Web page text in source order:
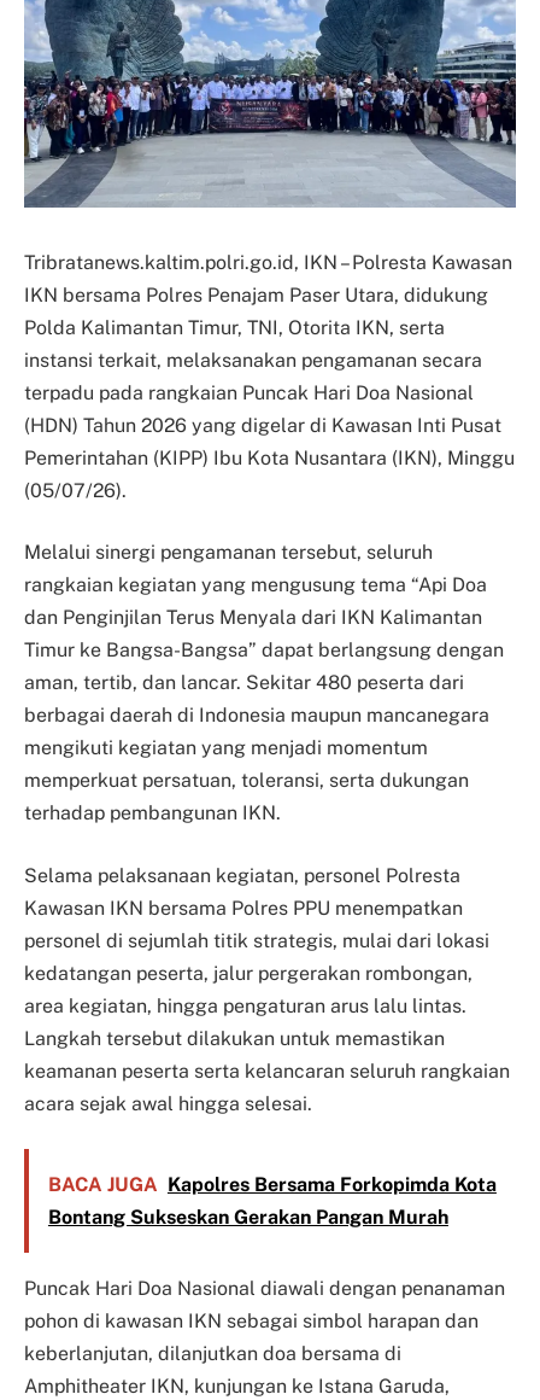
Tribratanews.kaltim.polri.go.id, IKN – Polresta Kawasan
IKN bersama Polres Penajam Paser Utara, didukung
Polda Kalimantan Timur, TNI, Otorita IKN, serta
instansi terkait, melaksanakan pengamanan secara
terpadu pada rangkaian Puncak Hari Doa Nasional
(HDN) Tahun 2026 yang digelar di Kawasan Inti Pusat
Pemerintahan (KIPP) Ibu Kota Nusantara (IKN), Minggu
(05/07/26).
Melalui sinergi pengamanan tersebut, seluruh
rangkaian kegiatan yang mengusung tema “Api Doa
dan Penginjilan Terus Menyala dari IKN Kalimantan
Timur ke Bangsa-Bangsa” dapat berlangsung dengan
aman, tertib, dan lancar. Sekitar 480 peserta dari
berbagai daerah di Indonesia maupun mancanegara
mengikuti kegiatan yang menjadi momentum
memperkuat persatuan, toleransi, serta dukungan
terhadap pembangunan IKN.
Selama pelaksanaan kegiatan, personel Polresta
Kawasan IKN bersama Polres PPU menempatkan
personel di sejumlah titik strategis, mulai dari lokasi
kedatangan peserta, jalur pergerakan rombongan,
area kegiatan, hingga pengaturan arus lalu lintas.
Langkah tersebut dilakukan untuk memastikan
keamanan peserta serta kelancaran seluruh rangkaian
acara sejak awal hingga selesai.
BACA JUGA Kapolres Bersama Forkopimda Kota
Bontang Sukseskan Gerakan Pangan Murah
Puncak Hari Doa Nasional diawali dengan penanaman
pohon di kawasan IKN sebagai simbol harapan dan
keberlanjutan, dilanjutkan doa bersama di
Amphitheater IKN, kunjungan ke Istana Garuda,